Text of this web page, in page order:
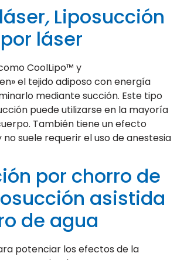
, Liposucción
láser
CoolLipo™ y
el tejido adiposo con energía
mediante succión. Este tipo
puede utilizarse en la mayoría
También tiene un efecto
suele requerir el uso de anestesia
por chorro de
asistida
de agua
potenciar los efectos de la